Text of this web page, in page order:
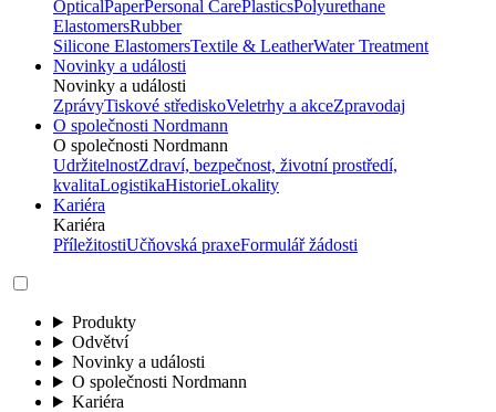
OpticalPaperPersonal CarePlasticsPolyurethane
ElastomersRubber
Silicone ElastomersTextile & LeatherWater Treatment
Novinky a události
Novinky a události
ZprávyTiskové střediskoVeletrhy a akceZpravodaj
O společnosti Nordmann
O společnosti Nordmann
UdržitelnostZdraví, bezpečnost, životní prostředí,
kvalitaLogistikaHistorieLokality
Kariéra
Kariéra
PříležitostiUčňovská praxeFormulář žádosti
Produkty
Odvětví
Novinky a události
O společnosti Nordmann
Kariéra